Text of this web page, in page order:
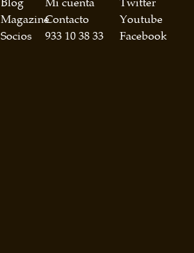
Blog
Magazine
Socios
Mi cuenta
Contacto
933 10 38 33
Twitter
Youtube
Facebook